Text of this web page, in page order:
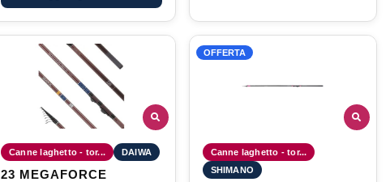
Canne laghetto - tor... DAIWA
23 MEGAFORCE
OFFERTA
Canne laghetto - tor...
SHIMANO